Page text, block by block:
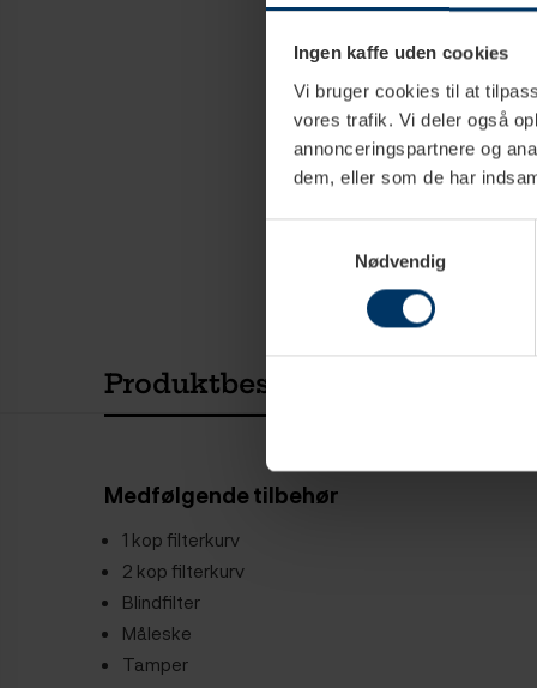
Ingen kaffe uden cookies
Vi bruger cookies til at
vores trafik. Vi deler også
annonceringspartnere og
dem, eller som de har
Nødvendig
Produktbeskrivelse
Medfølgende tilbehør
1 kop filterkurv
2 kop filterkurv
Blindfilter
Måleske
Tamper